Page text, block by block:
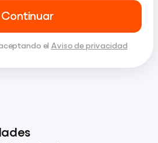
Continuar
el Aviso de privacidad